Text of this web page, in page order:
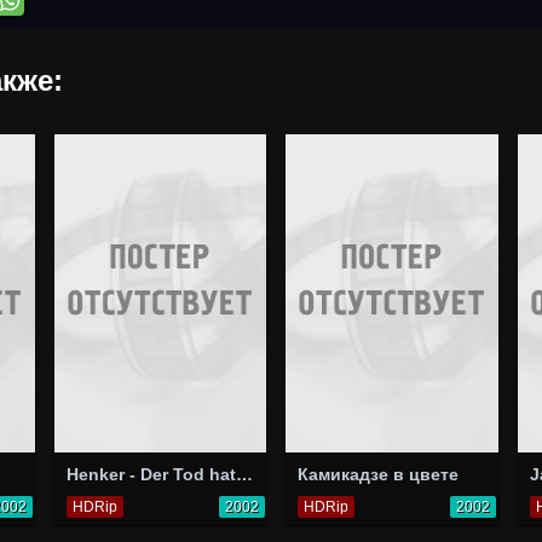
Henker - Der Tod hat ein Gesicht
HDRip 2002
Камикадзе в цвете
HDRip 2002